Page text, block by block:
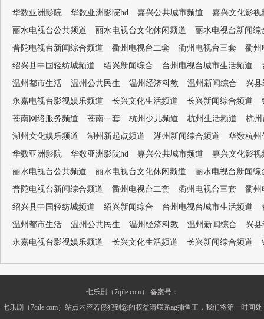
华数亚洲影院
华数亚洲影院hd 嘉兴公共城市频道
嘉兴文化影视
丽水电视台公共频道
丽水电视台文化休闲频道
丽水电视台新闻综
普陀电视台新闻综合频道
衢州电视台二套 衢州电视台三套
衢州
绍兴县中国轻纺城频道
绍兴新闻综合 台州电视台城市生活频道
温州都市生活
温州公共民生 温州经济科教 温州新闻综合
兴
永嘉电视台影视娱乐频道
长兴文化生活频道 长兴新闻综合频道
苍南网络服务频道
苍南一套 杭州少儿频道 杭州生活频道
杭州
湖州文化娱乐频道
湖州新起点频道 湖州新闻综合频道
华数杭州
华数亚洲影院
华数亚洲影院hd 嘉兴公共城市频道
嘉兴文化影视
丽水电视台公共频道
丽水电视台文化休闲频道
丽水电视台新闻综
普陀电视台新闻综合频道
衢州电视台二套 衢州电视台三套
衢州
绍兴县中国轻纺城频道
绍兴新闻综合 台州电视台城市生活频道
温州都市生活
温州公共民生 温州经济科教 温州新闻综合
兴
永嘉电视台影视娱乐频道
长兴文化生活频道 长兴新闻综合频道
七乐剧（7qile.com） 备案号：
七乐剧（7qile.com）站点内容若侵犯到您的权益请联系ag捕鱼王，我们将第一时间处